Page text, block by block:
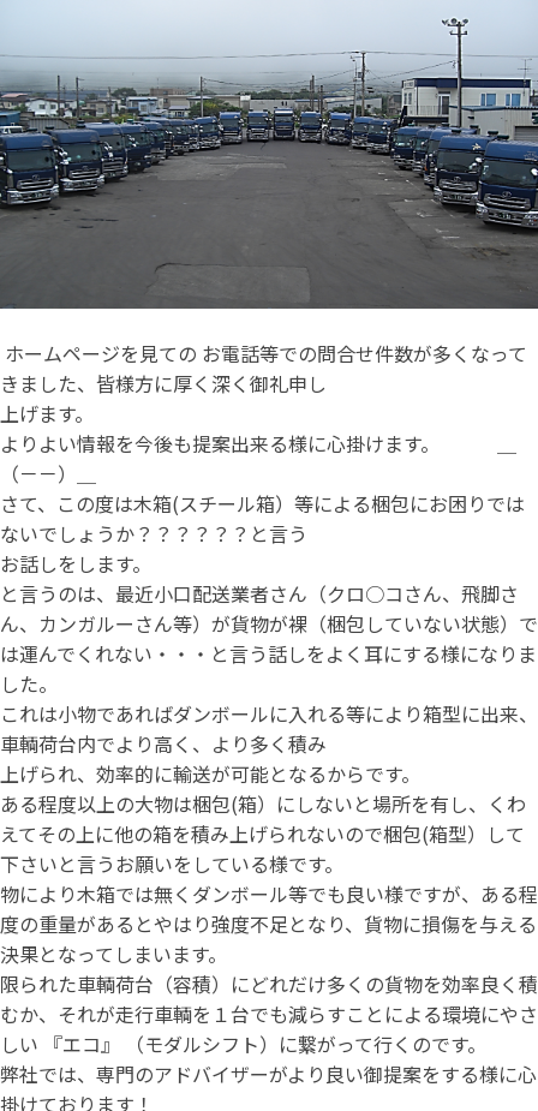
ホームページを見ての お電話等での問合せ件数が多くなって
きました、皆様方に厚く深く御礼申し
上げます。
よりよい情報を今後も提案出来る様に心掛けます。 ＿
（－－）＿
さて、この度は木箱(スチール箱）等による梱包にお困りでは
ないでしょうか？？？？？？と言う
お話しをします。
と言うのは、最近小口配送業者さん（クロ○コさん、飛脚さ
ん、カンガルーさん等）が貨物が裸（梱包していない状態）で
は運んでくれない・・・と言う話しをよく耳にする様になりま
した。
これは小物であればダンボールに入れる等により箱型に出来、
車輌荷台内でより高く、より多く積み
上げられ、効率的に輸送が可能となるからです。
ある程度以上の大物は梱包(箱）にしないと場所を有し、くわ
えてその上に他の箱を積み上げられないので梱包(箱型）して
下さいと言うお願いをしている様です。
物により木箱では無くダンボール等でも良い様ですが、ある程
度の重量があるとやはり強度不足となり、貨物に損傷を与える
決果となってしまいます。
限られた車輌荷台（容積）にどれだけ多くの貨物を効率良く積
むか、それが走行車輌を１台でも減らすことによる環境にやさ
しい 『エコ』 （モダルシフト）に繋がって行くのです。
弊社では、専門のアドバイザーがより良い御提案をする様に心
掛けております！